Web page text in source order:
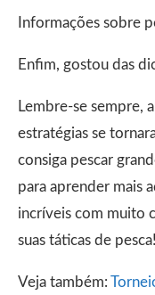
Informações sobre
Enfim, gostou das
Lembre-se sempre,
estratégias se
consiga pescar
para aprender mais
incríveis com muito
suas táticas de pesca!
Veja também: